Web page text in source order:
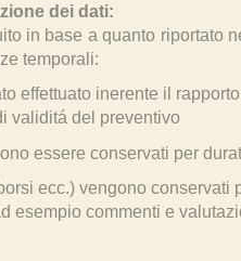
dei dati:
in base a quanto
temporali:
effettuato inerente il
validitá del preventivo
essere conservati per
ecc.) vengono
esempio commenti e